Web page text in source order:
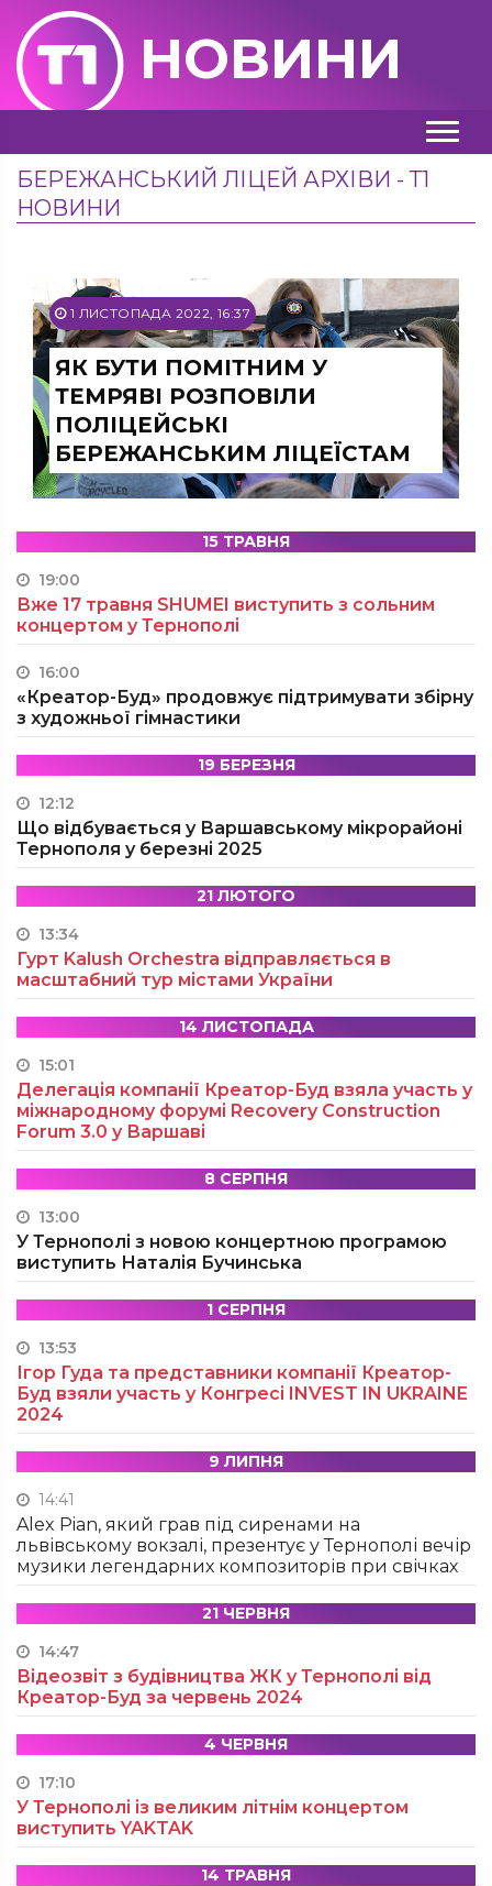
НОВИНИ
БЕРЕЖАНСЬКИЙ ЛІЦЕЙ АРХІВИ - Т1
НОВИНИ
1 ЛИСТОПАДА 2022, 16:37
ЯК БУТИ ПОМІТНИМ У
ТЕМРЯВІ РОЗПОВІЛИ
ПОЛІЦЕЙСЬКІ
БЕРЕЖАНСЬКИМ ЛІЦЕЇСТАМ
15 ТРАВНЯ
19:00
Вже 17 травня SHUMEI виступить з сольним
концертом у Тернополі
16:00
«Креатор-Буд» продовжує підтримувати збірну
з художньої гімнастики
19 БЕРЕЗНЯ
12:12
Що відбувається у Варшавському мікрорайоні
Тернополя у березні 2025
21 ЛЮТОГО
13:34
Гурт Kalush Orchestra відправляється в
масштабний тур містами України
14 ЛИСТОПАДА
15:01
Делегація компанії Креатор-Буд взяла участь у
міжнародному форумі Recovery Construction
Forum 3.0 у Варшаві
8 СЕРПНЯ
13:00
У Тернополі з новою концертною програмою
виступить Наталія Бучинська
1 СЕРПНЯ
13:53
Ігор Гуда та представники компанії Креатор-
Буд взяли участь у Конгресі INVEST IN UKRAINE
2024
9 ЛИПНЯ
14:41
Alex Pian, який грав під сиренами на
львівському вокзалі, презентує у Тернополі вечір
музики легендарних композиторів при свічках
21 ЧЕРВНЯ
14:47
Відеозвіт з будівництва ЖК у Тернополі від
Креатор-Буд за червень 2024
4 ЧЕРВНЯ
17:10
У Тернополі із великим літнім концертом
виступить YAKTAK
14 ТРАВНЯ